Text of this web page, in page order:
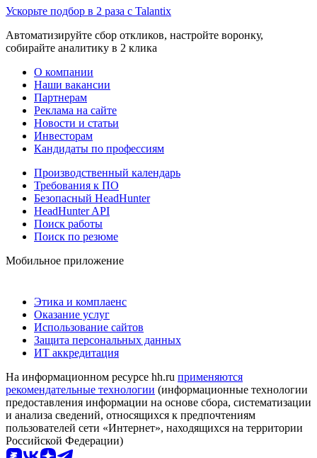
Ускорьте подбор в 2 раза с Talantix
Автоматизируйте сбор откликов, настройте воронку,
собирайте аналитику в 2 клика
О компании
Наши вакансии
Партнерам
Реклама на сайте
Новости и статьи
Инвесторам
Кандидаты по профессиям
Производственный календарь
Требования к ПО
Безопасный HeadHunter
HeadHunter API
Поиск работы
Поиск по резюме
Мобильное приложение
Этика и комплаенс
Оказание услуг
Использование сайтов
Защита персональных данных
ИТ аккредитация
На информационном ресурсе hh.ru применяются
рекомендательные технологии (информационные технологии
предоставления информации на основе сбора, систематизации
и анализа сведений, относящихся к предпочтениям
пользователей сети «Интернет», находящихся на территории
Российской Федерации)